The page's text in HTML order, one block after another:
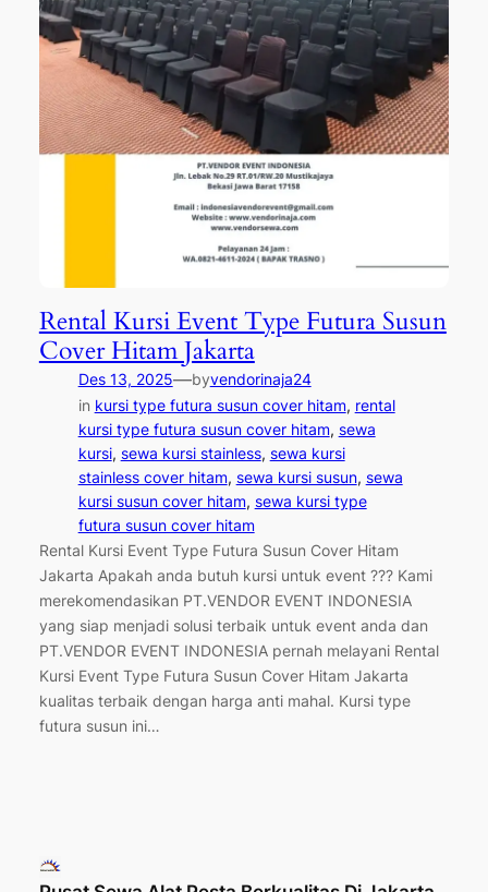
Rental Kursi Event Type Futura Susun
Cover Hitam Jakarta
Des 13, 2025—byvendorinaja24
in kursi type futura susun cover hitam, rental
kursi type futura susun cover hitam, sewa
kursi, sewa kursi stainless, sewa kursi
stainless cover hitam, sewa kursi susun, sewa
kursi susun cover hitam, sewa kursi type
futura susun cover hitam
Rental Kursi Event Type Futura Susun Cover Hitam
Jakarta Apakah anda butuh kursi untuk event ??? Kami
merekomendasikan PT.VENDOR EVENT INDONESIA
yang siap menjadi solusi terbaik untuk event anda dan
PT.VENDOR EVENT INDONESIA pernah melayani Rental
Kursi Event Type Futura Susun Cover Hitam Jakarta
kualitas terbaik dengan harga anti mahal. Kursi type
futura susun ini…